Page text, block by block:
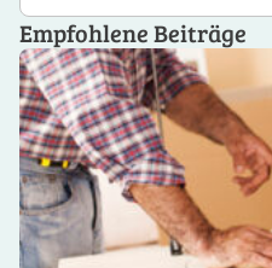
Empfohlene Beiträge